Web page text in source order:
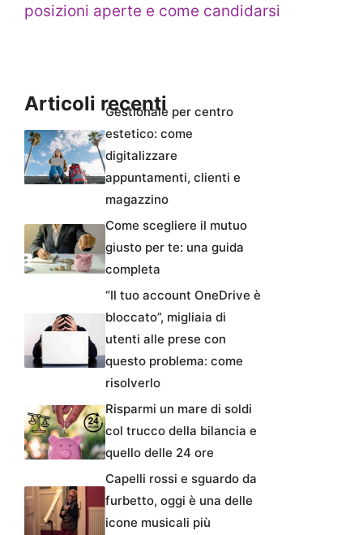
posizioni aperte e come candidarsi
Articoli recentiGestionale per centro
estetico: come
digitalizzare
appuntamenti, clienti e
magazzino
Come scegliere il mutuo
giusto per te: una guida
completa
“Il tuo account OneDrive è
bloccato”, migliaia di
utenti alle prese con
questo problema: come
risolverlo
Risparmi un mare di soldi
col trucco della bilancia e
quello delle 24 ore
Capelli rossi e sguardo da
furbetto, oggi è una delle
icone musicali più